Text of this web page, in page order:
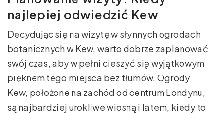
najlepiej odwiedzić Kew
Decydując się na wizytę w słynnych ogrodach
botanicznych w Kew, warto dobrze zaplanować
swój czas, aby w pełni cieszyć się wyjątkowym
pięknem tego miejsca bez tłumów. Ogrody
Kew, położone na zachód od centrum Londynu,
są najbardziej urokliwe wiosną i latem, kiedy to